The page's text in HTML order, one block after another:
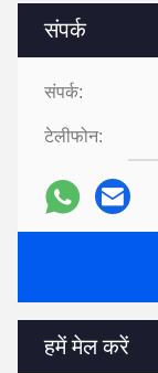
संपर्क
संपर्क:
टेलीफोन:
हमें मेल करें